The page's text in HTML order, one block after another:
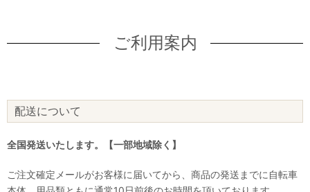
ご利用案内
配送について
全国発送いたします。【一部地域除く】
ご注文確定メールがお客様に届いてから、商品の発送までに自転車